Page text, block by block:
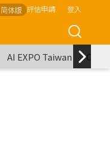
简体版 評估申請 登入
AI EXPO Taiwan